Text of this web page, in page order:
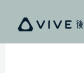
主